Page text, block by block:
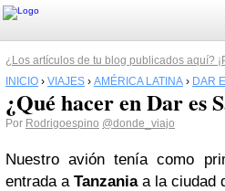
¿Los artículos de tu blog publicados aquí?
INICIO › VIAJES › AMÉRICA LATINA › DAR
¿Qué hacer en Dar es
Por Rodrigoespino @donde_viajo
Nuestro avión tenía como
entrada a Tanzaniaa la ciudad